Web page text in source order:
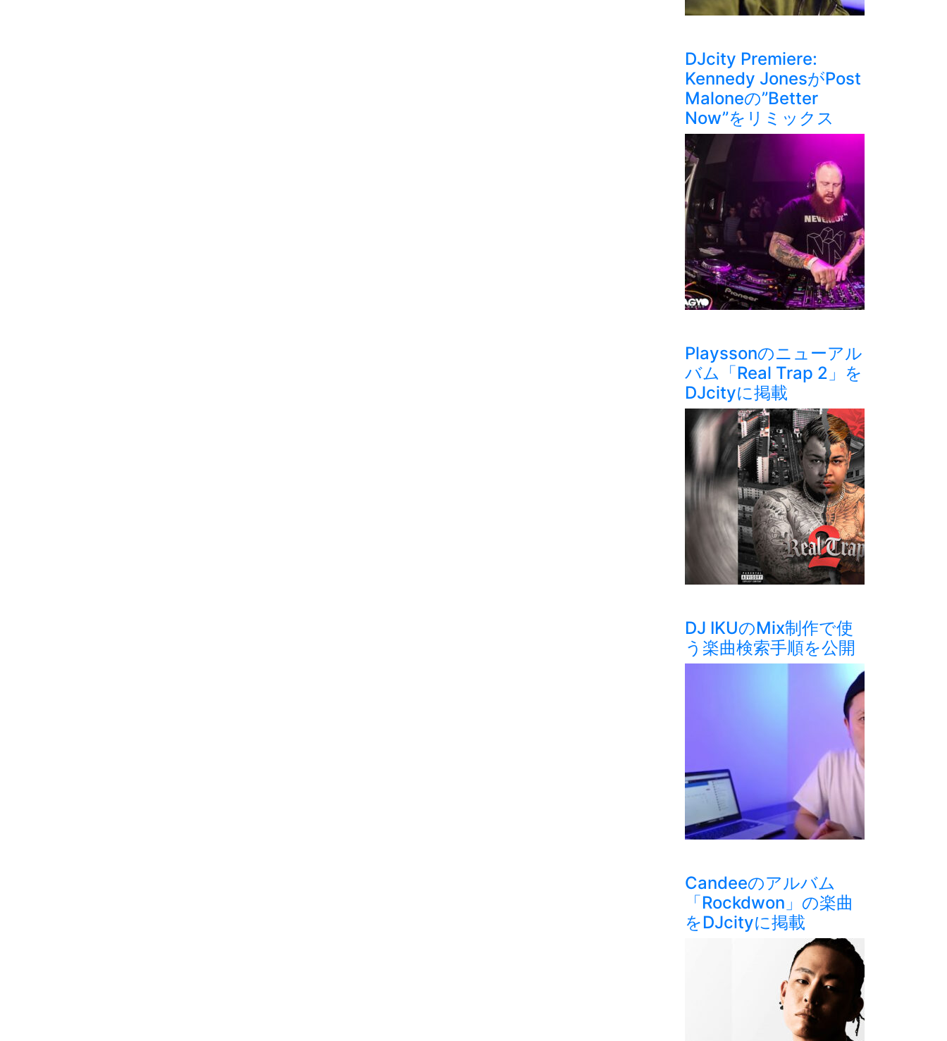
DJcity Premiere:
Kennedy JonesがPost
Maloneの”Better
Now”をリミックス
Playssonのニューアル
バム「Real Trap 2」を
DJcityに掲載
DJ IKUのMix制作で使
う楽曲検索手順を公開
Candeeのアルバム
「Rockdwon」の楽曲
をDJcityに掲載